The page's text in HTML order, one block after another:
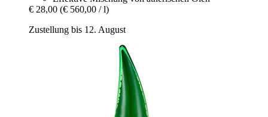
€ 28,00 (€ 560,00 / l)
Zustellung bis 12. August